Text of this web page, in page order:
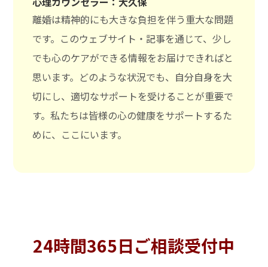
離婚は精神的にも大きな負担を伴う重大な問題
です。このウェブサイト・記事を通じて、少し
でも心のケアができる情報をお届けできればと
思います。どのような状況でも、自分自身を大
切にし、適切なサポートを受けることが重要で
す。私たちは皆様の心の健康をサポートするた
めに、ここにいます。
24時間365日ご相談受付中